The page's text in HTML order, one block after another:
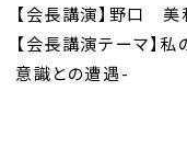
【会長講演】野口 美
【会長講演テーマ】
意識との遭遇-